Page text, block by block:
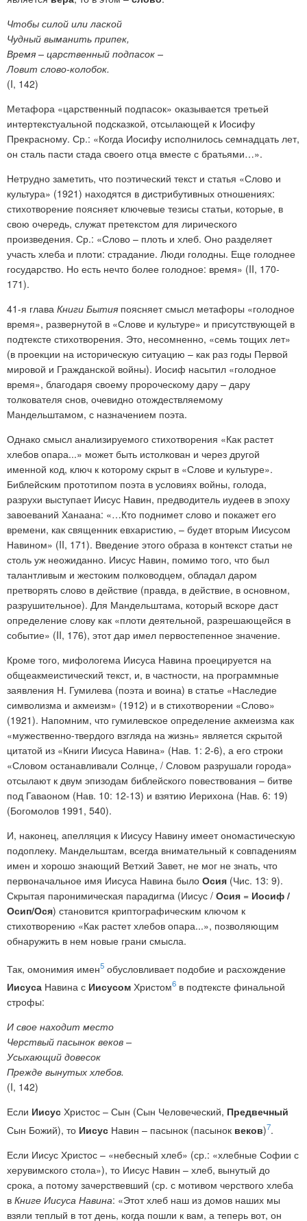
Чтобы силой или лаской
Чудный выманить припек,
Время – царственный подпасок –
Ловит слово-колобок.
(I, 142)
Метафора «царственный подпасок» оказывается третьей
интертекстуальной подсказкой, отсылающей к Иосифу
Прекрасному. Ср.: «Когда Иосифу исполнилось семнадцать лет,
он сталь пасти стада своего отца вместе с братьями…».
Нетрудно заметить, что поэтический текст и статья «Слово и
культура» (1921) находятся в дистрибутивных отношениях:
стихотворение поясняет ключевые тезисы статьи, которые, в
свою очередь, служат претекстом для лирического
произведения. Ср.: «Слово – плоть и хлеб. Оно разделяет
участь хлеба и плоти: страдание. Люди голодны. Еще голоднее
государство. Но есть нечто более голодное: время» (II, 170-
171).
41-я глава Книги Бытия поясняет смысл метафоры «голодное
время», развернутой в «Слове и культуре» и присутствующей в
подтексте стихотворения. Это, несомненно, «семь тощих лет»
(в проекции на историческую ситуацию – как раз годы Первой
мировой и Гражданской войны). Иосиф насытил «голодное
время», благодаря своему пророческому дару – дару
толкователя снов, очевидно отождествляемому
Мандельштамом, с назначением поэта.
Однако смысл анализируемого стихотворения «Как растет
хлебов опара...» может быть истолкован и через другой
именной код, ключ к которому скрыт в «Слове и культуре».
Библейским прототипом поэта в условиях войны, голода,
разрухи выступает Иисус Навин, предводитель иудеев в эпоху
завоеваний Ханаана: «…Кто поднимет слово и покажет его
времени, как священник евхаристию, – будет вторым Иисусом
Навином» (II, 171). Введение этого образа в контекст статьи не
столь уж неожиданно. Иисус Навин, помимо того, что был
талантливым и жестоким полководцем, обладал даром
претворять слово в действие (правда, в действие, в основном,
разрушительное). Для Мандельштама, который вскоре даст
определение слову как «плоти деятельной, разрешающейся в
событие» (II, 176), этот дар имел первостепенное значение.
Кроме того, мифологема Иисуса Навина проецируется на
общеакмеистический текст, и, в частности, на программные
заявления Н. Гумилева (поэта и воина) в статье «Наследие
символизма и акмеизм» (1912) и в стихотворении «Слово»
(1921). Напомним, что гумилевское определение акмеизма как
«мужественно-твердого взгляда на жизнь» является скрытой
цитатой из «Книги Иисуса Навина» (Нав. 1: 2-6), а его строки
«Словом останавливали Солнце, / Словом разрушали города»
отсылают к двум эпизодам библейского повествования – битве
под Гаваоном (Нав. 10: 12-13) и взятию Иерихона (Нав. 6: 19)
(Богомолов 1991, 540).
И, наконец, апелляция к Иисусу Навину имеет ономастическую
подоплеку. Мандельштам, всегда внимательный к совпадениям
имен и хорошо знающий Ветхий Завет, не мог не знать, что
первоначальное имя Иисуса Навина было Осия (Чис. 13: 9).
Скрытая паронимическая парадигма (Иисус / Осия = Иосиф /
Осип/Ося) становится криптографическим ключом к
стихотворению «Как растет хлебов опара...», позволяющим
обнаружить в нем новые грани смысла.
Так, омонимия имен5 обусловливает подобие и расхождение
Иисуса Навина с Иисусом Христом6 в подтексте финальной
строфы:
И свое находит место
Черствый пасынок веков –
Усыхающий довесок
Прежде вынутых хлебов.
(I, 142)
Если Иисус Христос – Сын (Сын Человеческий, Предвечный
Сын Божий), то Иисус Навин – пасынок (пасынок веков)7.
Если Иисус Христос – «небесный хлеб» (ср.: «хлебные Софии с
херувимского стола»), то Иисус Навин – хлеб, вынутый до
срока, а потому зачерствевший (ср. с мотивом черствого хлеба
в Книге Иисуса Навина: «Этот хлеб наш из домов наших мы
взяли теплый в тот день, когда пошли к вам, а теперь вот, он